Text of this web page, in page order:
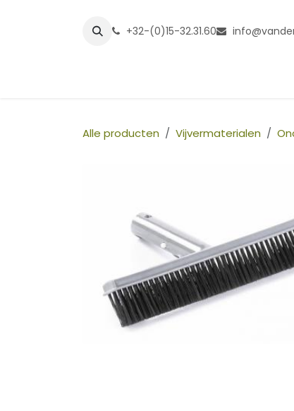
+32-(0)15-32.31.60
Alle producten Vijvermaterialen